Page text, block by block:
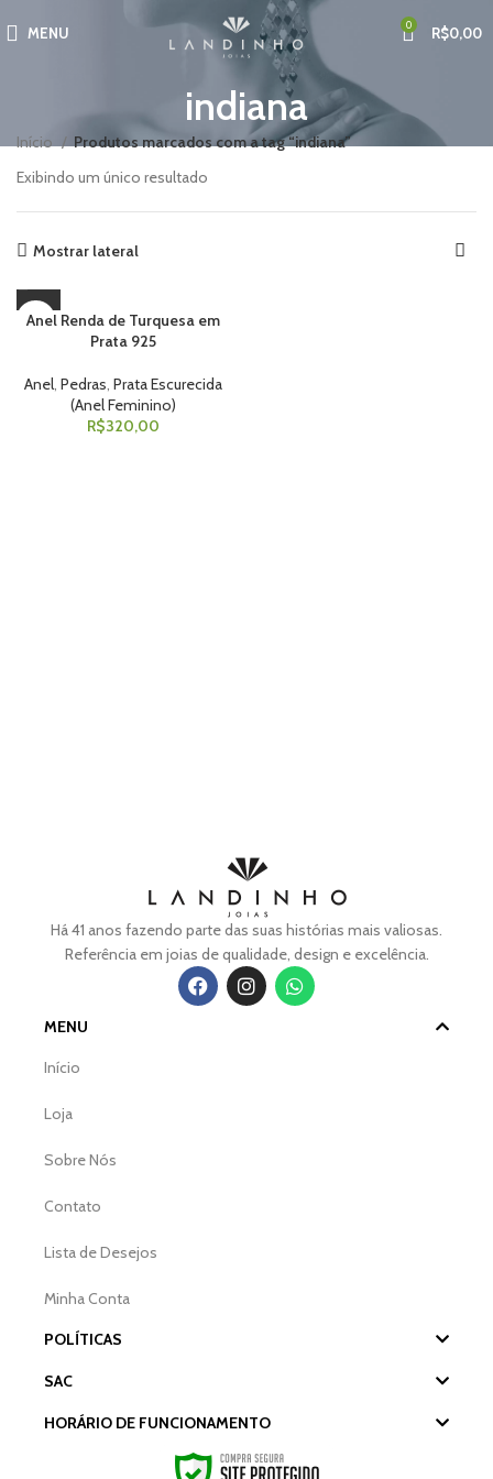
MENU 0 R$0,00
indiana
Início
Produtos marcados com a tag “indiana”
Exibindo um único resultado
Mostrar lateral
Anel Renda de Turquesa em
Prata 925
Anel, Pedras, Prata Escurecida
(Anel Feminino)
R$320,00
Há 41 anos fazendo parte das suas histórias mais valiosas.
Referência em joias de qualidade, design e excelência.
MENU
Início
Loja
Sobre Nós
Contato
Lista de Desejos
Minha Conta
POLÍTICAS
SAC
HORÁRIO DE FUNCIONAMENTO